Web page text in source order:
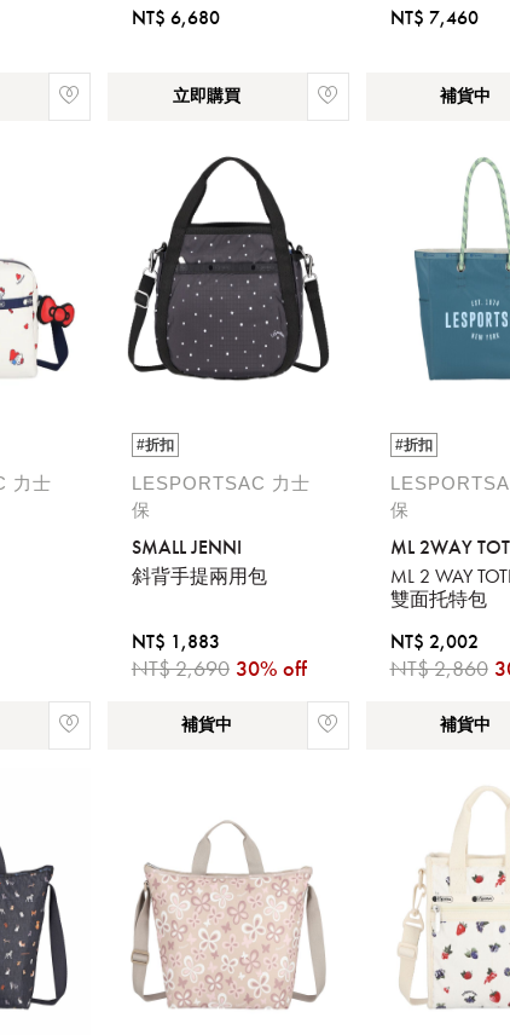
NT$ 6,680
立即購買
NT$ 7,460
補貨中
力士
#折扣
LESPORTSAC 力士
保
SMALL JENNI
斜背手提兩用包
NT$ 1,883
NT$ 2,690 30% off
補貨中
#折扣
保
ML 2WAY
ML 2 WAY
雙面托特包
NT$ 2,002
NT$ 2,860
補貨中